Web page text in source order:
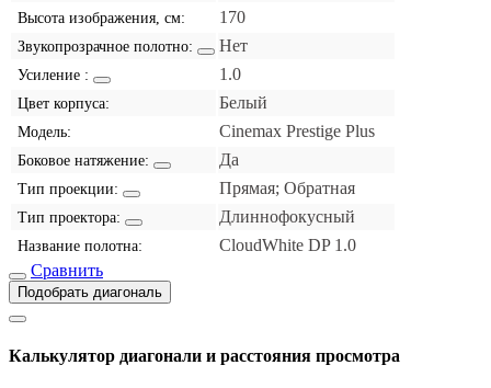
Высота изображения, см: 170
Звукопрозрачное полотно: Нет
Усиление : 1.0
Цвет корпуса: Белый
Модель: Cinemax Prestige Plus
Боковое натяжение: Да
Тип проекции: Прямая; Обратная
Тип проектора: Длиннофокусный
Название полотна:
CloudWhite DP 1.0
Сравнить
Подобрать диагональ
Калькулятор диагонали и расстояния просмотра